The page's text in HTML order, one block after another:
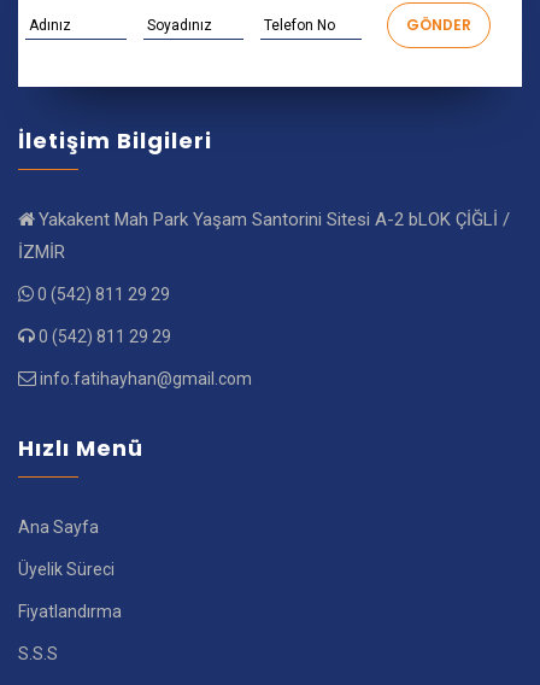
İletişim Bilgileri
Yakakent Mah Park Yaşam Santorini Sitesi A-2 bLOK ÇİĞLİ /
İZMİR
0 (542) 811 29 29
0 (542) 811 29 29
info.fatihayhan@gmail.com
Hızlı Menü
Ana Sayfa
Üyelik Süreci
Fiyatlandırma
S.S.S